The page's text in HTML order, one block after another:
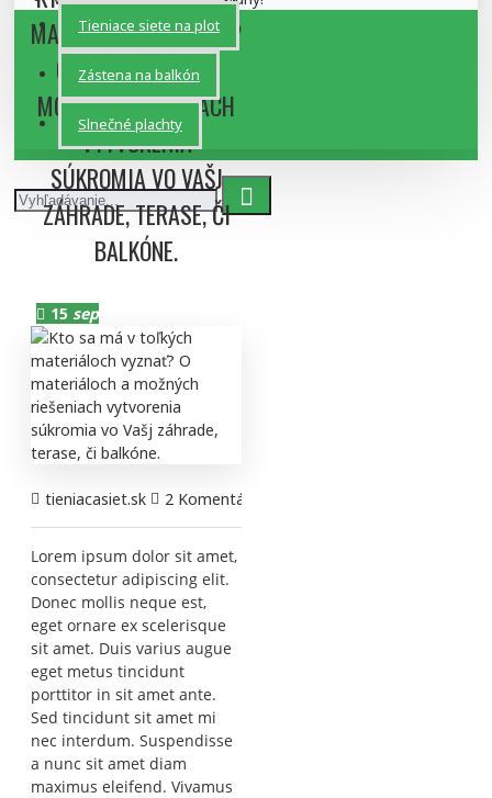
Tieniace siete na plot
Zástena na balkón
Slnečné plachty
MATERIÁLOCH VYZNAŤ?
O MATERIÁLOCH A
MOŽNÝCH RIEŠENIACH
VYTVORENIA
SÚKROMIA VO VAŠJ
ZÁHRADE, TERASE, ČI
BALKÓNE.
15 sep
tieniacasiet.sk 2 Komentár(e)
Lorem ipsum dolor sit amet,
consectetur adipiscing elit.
Donec mollis neque est,
eget ornare ex scelerisque
sit amet. Duis varius augue
eget metus tincidunt
porttitor in sit amet ante.
Sed tincidunt sit amet mi
nec interdum. Suspendisse
a nunc sit amet diam
maximus eleifend. Vivamus